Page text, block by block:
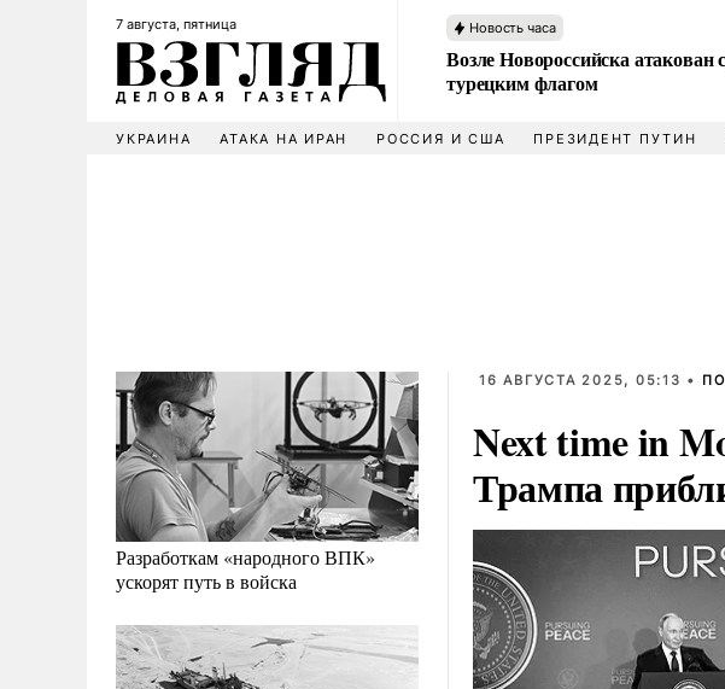
7 августа, пятница Новость часа
Возле Новороссийска атакован
турецким флагом
УКРАИНА АТАКА НА ИРАН РОССИЯ И США ПРЕЗИДЕНТ ПУТИН
Разработкам «народного ВПК»
ускорят путь в войска
16 АВГУСТА 2025, 05:13 •
Next time in
Трампа